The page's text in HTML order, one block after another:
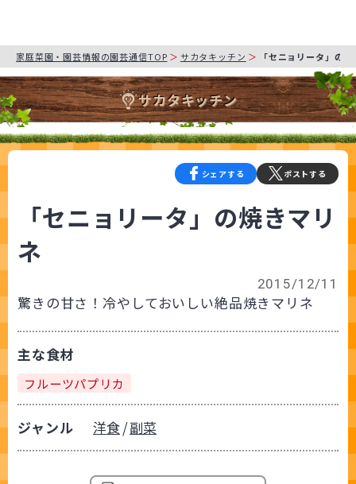
家庭菜園・園芸情報の園芸通信TOP サカタキッチン 「セニョリータ」の
サカタキッチン
シェアする ポストする
「セニョリータ」の焼きマリ
ネ
2015/12/11
驚きの甘さ！冷やしておいしい絶品焼きマリネ
主な食材
フルーツパプリカ
ジャンル 洋食 副菜